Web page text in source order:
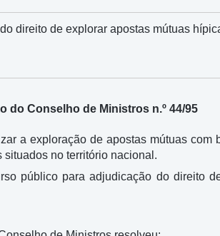
direito de explorar apostas mútuas
do Conselho de Ministros n.º 44/95
a exploração de apostas mútuas
no território nacional.
público para adjudicação do direito